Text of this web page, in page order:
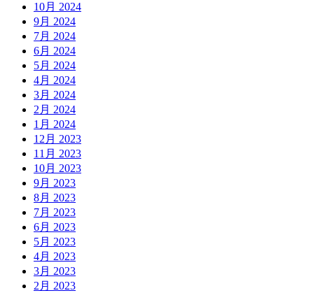
10月 2024
9月 2024
7月 2024
6月 2024
5月 2024
4月 2024
3月 2024
2月 2024
1月 2024
12月 2023
11月 2023
10月 2023
9月 2023
8月 2023
7月 2023
6月 2023
5月 2023
4月 2023
3月 2023
2月 2023